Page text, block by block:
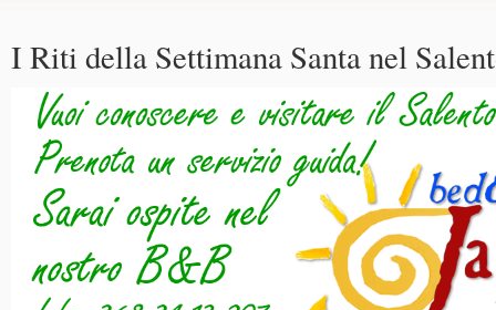
I Riti della Settimana Santa nel